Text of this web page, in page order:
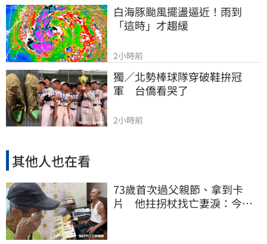
白海豚颱風擺盪逼近！雨到
「這時」才趨緩
2小時前
獨／北勢棒球隊穿破鞋拚冠
軍　台僑看哭了
2小時前
其他人也在看
73歲首次過父親節、拿到卡
片 他拄拐杖找亡妻淚：今天